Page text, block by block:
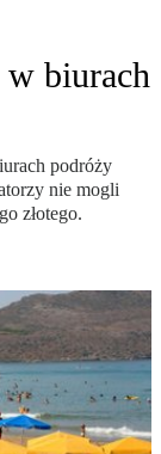
biurach
podróży
nie mogli
złotego.